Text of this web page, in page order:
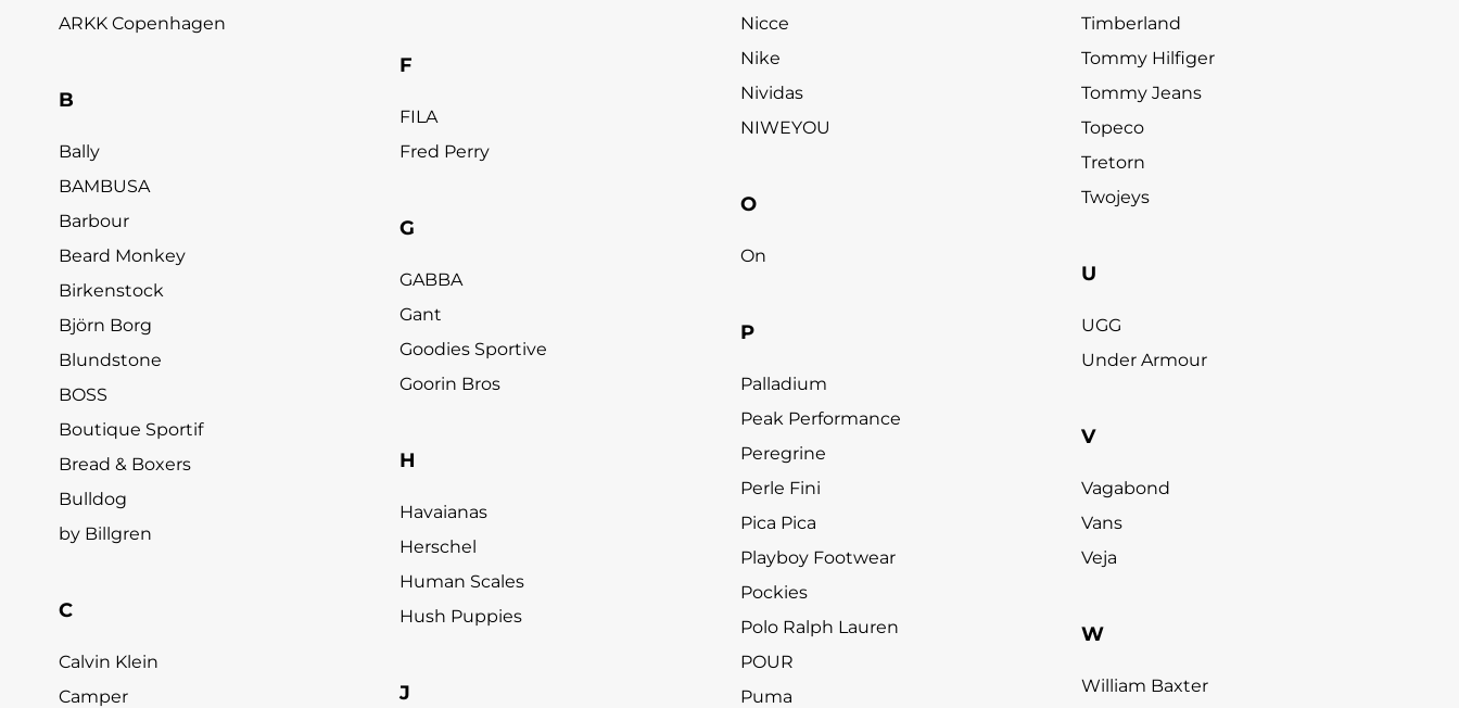
ARKK Copenhagen
B
Bally
BAMBUSA
Barbour
Beard Monkey
Birkenstock
Björn Borg
Blundstone
BOSS
Boutique Sportif
Bread & Boxers
Bulldog
by Billgren
C
Calvin Klein
Camper
F
FILA
Fred Perry
G
GABBA
Gant
Goodies Sportive
Goorin Bros
H
Havaianas
Herschel
Human Scales
Hush Puppies
J
Nicce
Nike
Nividas
NIWEYOU
O
On
P
Palladium
Peak Performance
Peregrine
Perle Fini
Pica Pica
Playboy Footwear
Pockies
Polo Ralph Lauren
POUR
Puma
Timberland
Tommy Hilfiger
Tommy Jeans
Topeco
Tretorn
Twojeys
U
UGG
Under Armour
V
Vagabond
Vans
Veja
W
William Baxter